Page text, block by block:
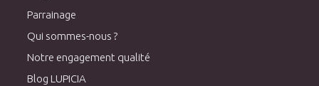
Parrainage
Qui sommes-nous ?
Notre engagement qualité
Blog LUPICIA